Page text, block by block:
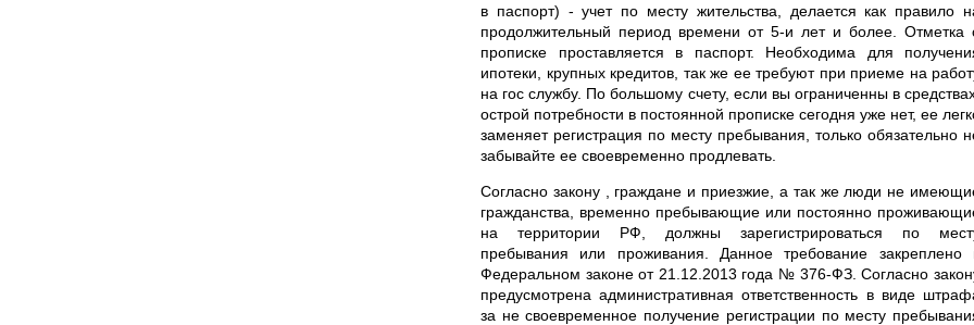
в паспорт) - учет по месту жительства, делается как правило
продолжительный период времени от 5-и лет и более. Отметка
прописке проставляется в паспорт. Необходима для
ипотеки, крупных кредитов, так же ее требуют при приеме на
на гос службу. По большому счету, если вы ограниченны в
острой потребности в постоянной прописке сегодня уже нет, ее
заменяет регистрация по месту пребывания, только обязательно
забывайте ее своевременно продлевать.
Согласно закону , граждане и приезжие, а так же люди не
гражданства, временно пребывающие или постоянно
на территории РФ, должны зарегистрироваться по
пребывания или проживания. Данное требование закреплено
Федеральном законе от 21.12.2013 года № 376-ФЗ. Согласно
предусмотрена административная ответственность в виде
за не своевременное получение регистрации по месту